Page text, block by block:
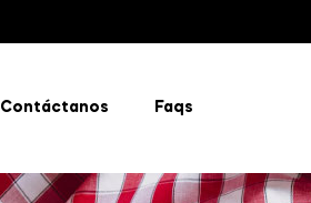
Contáctanos Faqs